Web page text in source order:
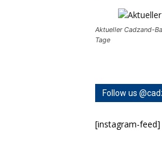
Aktueller Cadzand-
Tage
Follow us
[instagram-feed]